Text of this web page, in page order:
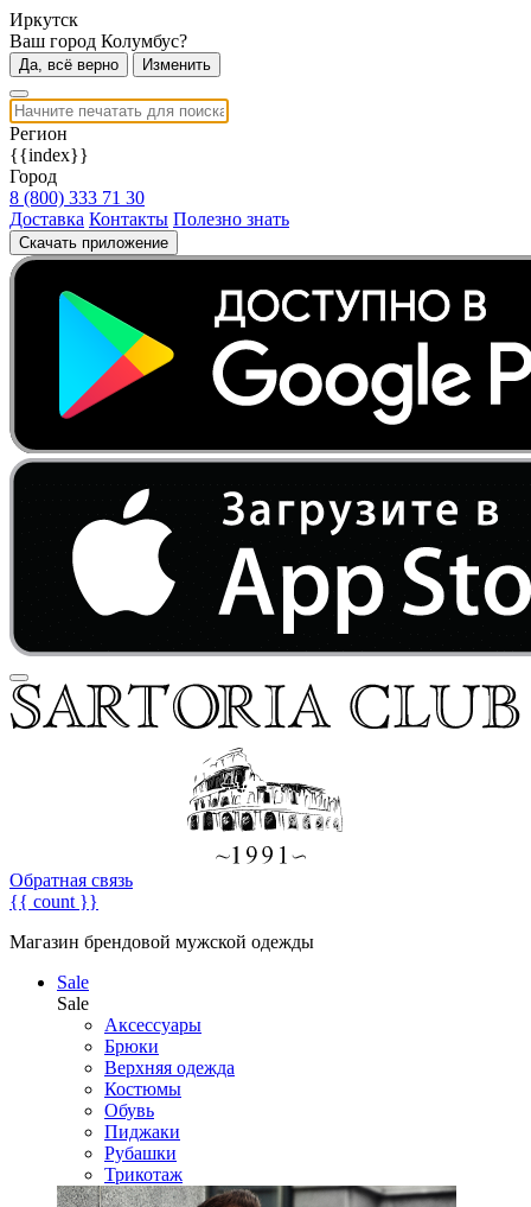
Иркутск
Ваш город Колумбус?
Да, всё верно Изменить
Регион
{{index}}
Город
8 (800) 333 71 30
Доставка Контакты Полезно знать
Скачать приложение
Обратная связь
{{ count }}
Магазин брендовой мужской одежды
Sale
Sale
Аксессуары
Брюки
Верхняя одежда
Костюмы
Обувь
Пиджаки
Рубашки
Трикотаж